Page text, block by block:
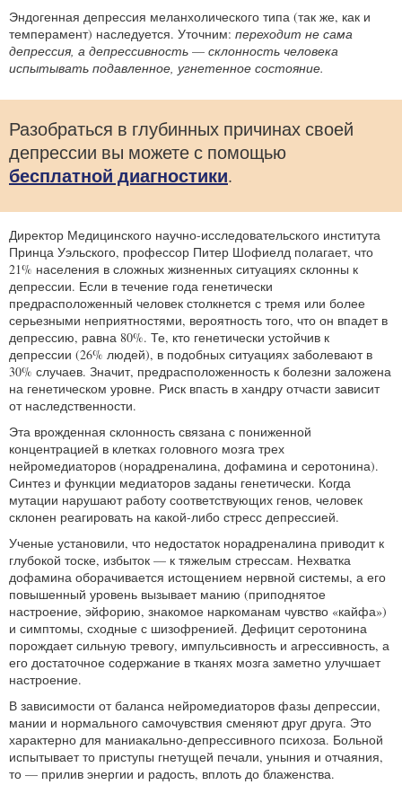
Эндогенная депрессия меланхолического типа (так же, как и
темперамент) наследуется. Уточним: переходит не сама
депрессия, а депрессивность — склонность человека
испытывать подавленное, угнетенное состояние.
Разобраться в глубинных причинах своей
депрессии вы можете с помощью
бесплатной диагностики.
Директор Медицинского научно-исследовательского института
Принца Уэльского, профессор Питер Шофиелд полагает, что
21% населения в сложных жизненных ситуациях склонны к
депрессии. Если в течение года генетически
предрасположенный человек столкнется с тремя или более
серьезными неприятностями, вероятность того, что он впадет в
депрессию, равна 80%. Те, кто генетически устойчив к
депрессии (26% людей), в подобных ситуациях заболевают в
30% случаев. Значит, предрасположенность к болезни заложена
на генетическом уровне. Риск впасть в хандру отчасти зависит
от наследственности.
Эта врожденная склонность связана с пониженной
концентрацией в клетках головного мозга трех
нейромедиаторов (норадреналина, дофамина и серотонина).
Синтез и функции медиаторов заданы генетически. Когда
мутации нарушают работу соответствующих генов, человек
склонен реагировать на какой-либо стресс депрессией.
Ученые установили, что недостаток норадреналина приводит к
глубокой тоске, избыток — к тяжелым стрессам. Нехватка
дофамина оборачивается истощением нервной системы, а его
повышенный уровень вызывает манию (приподнятое
настроение, эйфорию, знакомое наркоманам чувство «кайфа»)
и симптомы, сходные с шизофренией. Дефицит серотонина
порождает сильную тревогу, импульсивность и агрессивность, а
его достаточное содержание в тканях мозга заметно улучшает
настроение.
В зависимости от баланса нейромедиаторов фазы депрессии,
мании и нормального самочувствия сменяют друг друга. Это
характерно для маниакально-депрессивного психоза. Больной
испытывает то приступы гнетущей печали, уныния и отчаяния,
то — прилив энергии и радость, вплоть до блаженства.